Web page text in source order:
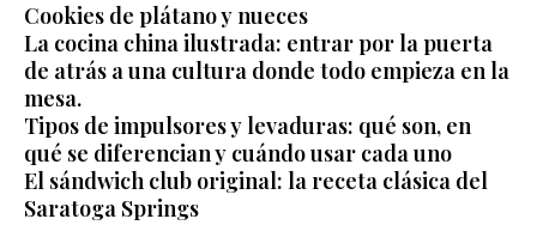
Cookies de plátano y nueces
La cocina china ilustrada: entrar por la puerta
de atrás a una cultura donde todo empieza en la
mesa.
Tipos de impulsores y levaduras: qué son, en
qué se diferencian y cuándo usar cada uno
El sándwich club original: la receta clásica del
Saratoga Springs